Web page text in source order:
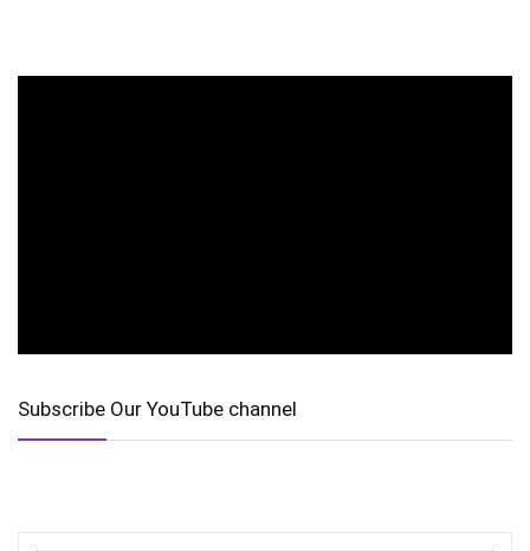
Subscribe Our YouTube channel